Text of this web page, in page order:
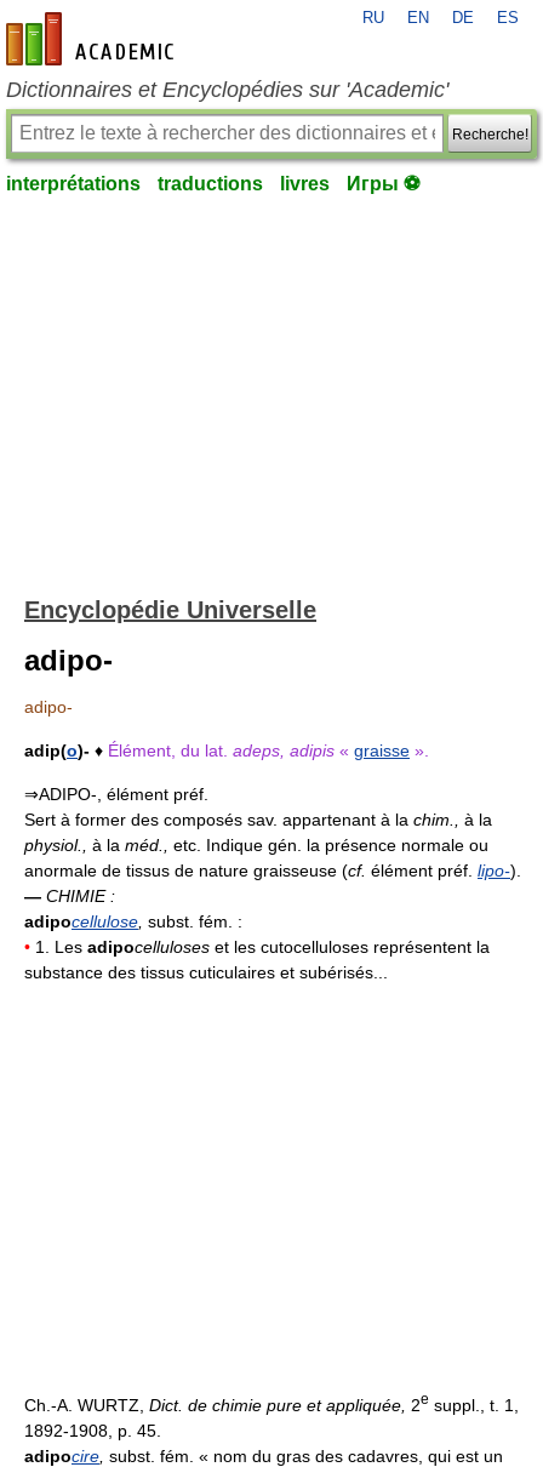
fr-academic.com
RU EN DE ES
Dictionnaires et Encyclopédies sur 'Academic'
Recherche!
interprétations traductions livres Игры ⚽
Encyclopédie Universelle
adipo-
adipo-
adip(o)- ♦ Élément, du lat. adeps, adipis « graisse ».
⇒ADIPO-, élément préf.
Sert à former des composés sav. appartenant à la chim., à la
physiol.,
à la méd.,
etc. Indique gén. la présence normale ou
anormale de tissus de nature graisseuse (cf. élément préf. lipo-).
— CHIMIE :
adipocellulose subst. fém. :
• 1. Les adipocelluloses et les cutocelluloses représentent la
substance des tissus cuticulaires et subérisés...
Ch.-A. WURTZ, Dict. de chimie pure et appliquée, 2e suppl., t. 1,
1892-1908, p. 45.
adipocire subst. fém. « nom du gras des cadavres, qui est un